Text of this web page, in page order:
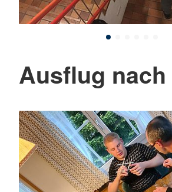
Ausflug nach